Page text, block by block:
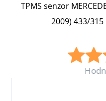
TPMS senzor
2009) 433/